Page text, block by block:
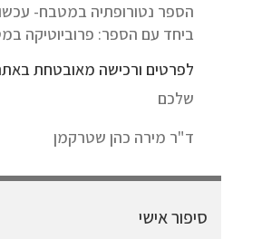
הספר נטורופתיה במטבח-
ביחד עם הספר: פרוביוטיקה
לפרטים ורכישה מאובטחת
שלכם
ד"ר מירה כהן שטרקמן
סיפור אישי